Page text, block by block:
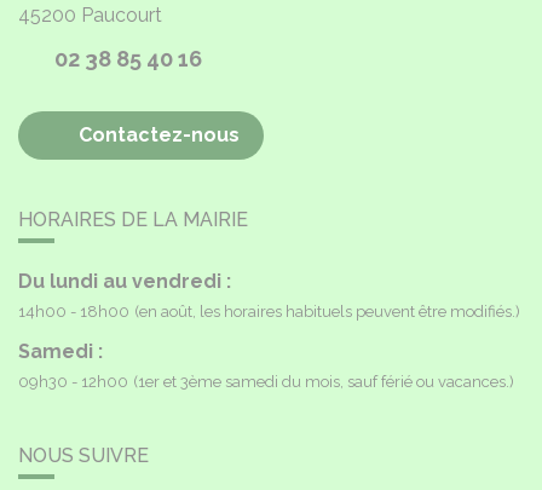
45200 Paucourt
02 38 85 40 16
Contactez-nous
HORAIRES DE LA MAIRIE
Du lundi au vendredi :
14h00 - 18h00 (en août, les horaires habituels peuvent être modifiés.)
Samedi :
09h30 - 12h00 (1er et 3ème samedi du mois, sauf férié ou vacances.)
NOUS SUIVRE